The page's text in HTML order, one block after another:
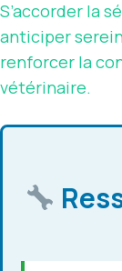
S’accorder la
anticiper
renforcer la
vétérinaire.